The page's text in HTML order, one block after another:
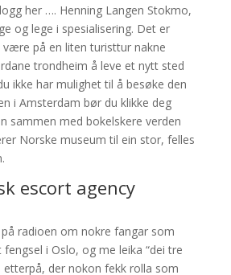
her …. Henning Langen Stokmo,
og lege i spesialisering. Det er
på en liten turisttur nakne
trondheim å leve et nytt sted
ikke har mulighet til å besøke den
i Amsterdam bør du klikke deg
sammen med bokelskere verden
Norske museum til ein stor, felles
escort agency
radioen om nokre fangar som
i Oslo, og me leika “dei tre
etterpå, der nokon fekk rolla som